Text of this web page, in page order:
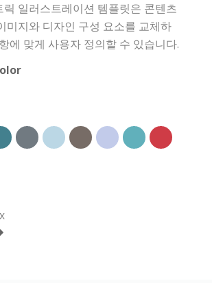
릭 일러스트레이션 템플릿은 콘텐츠
미지와 디자인 구성 요소를 교체하
에 맞게 사용자 정의할 수 있습니다.